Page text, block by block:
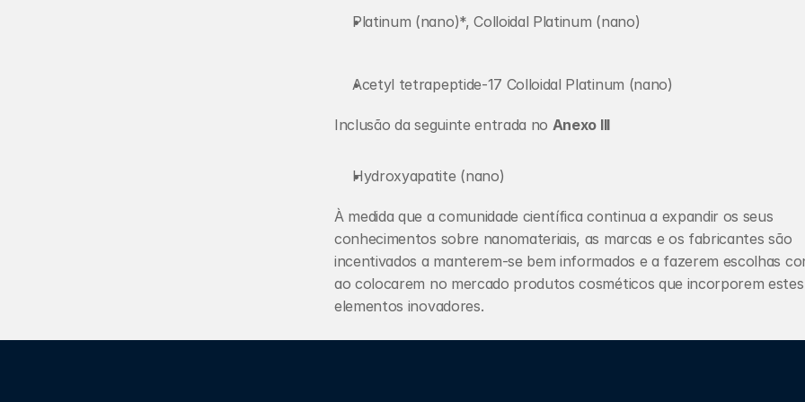
Platinum (nano)*, Colloidal Platinum (nano)
Acetyl tetrapeptide-17 Colloidal Platinum (nano)
Inclusão da seguinte entrada no Anexo III
Hydroxyapatite (nano)
À medida que a comunidade científica continua a expandir os seus
conhecimentos sobre nanomateriais, as marcas e os fabricantes são
incentivados a manterem-se bem informados e a fazerem escolhas
ao colocarem no mercado produtos cosméticos que incorporem estes
elementos inovadores.